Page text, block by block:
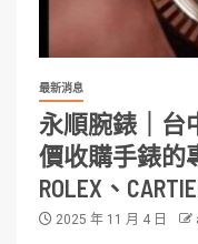
最新消息
永順腕錶｜台
價收購手錶的
ROLEX、
2025 年 11 月 4 日